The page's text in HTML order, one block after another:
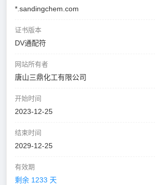
*.sandingchem.com
证书版本
DV通配符
网站所有者
唐山三鼎化工有限公司
开始时间
2023-12-25
结束时间
2029-12-25
有效期
剩余 1233 天